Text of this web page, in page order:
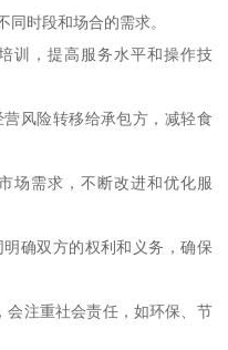
时段和场合的需求。
训，提高服务水平和操作技
风险转移给承包方，减轻食
场需求，不断改进和优化服
确双方的权利和义务，确保
会注重社会责任，如环保、节